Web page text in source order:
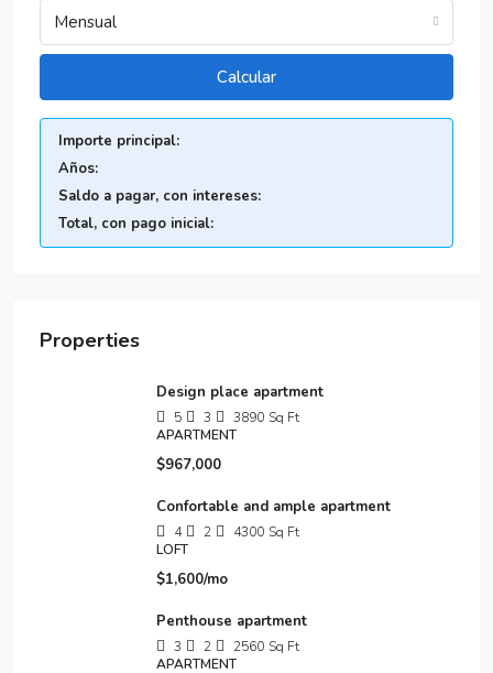
Mensual
Calcular
Importe principal:
Años:
Saldo a pagar, con intereses:
Total, con pago inicial:
Properties
Design place apartment
5 3 3890 Sq Ft
APARTMENT
$967,000
Confortable and ample apartment
4 2 4300 Sq Ft
LOFT
$1,600/mo
Penthouse apartment
3 2 2560 Sq Ft
APARTMENT